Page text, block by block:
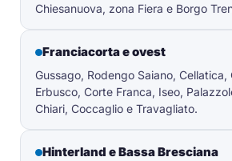
Chiesanuova, zona Fiera e Borgo
Franciacorta e ovest
Gussago, Rodengo Saiano, Cellatica,
Erbusco, Corte Franca, Iseo,
Chiari, Coccaglio e Travagliato.
Hinterland e Bassa Bresciana